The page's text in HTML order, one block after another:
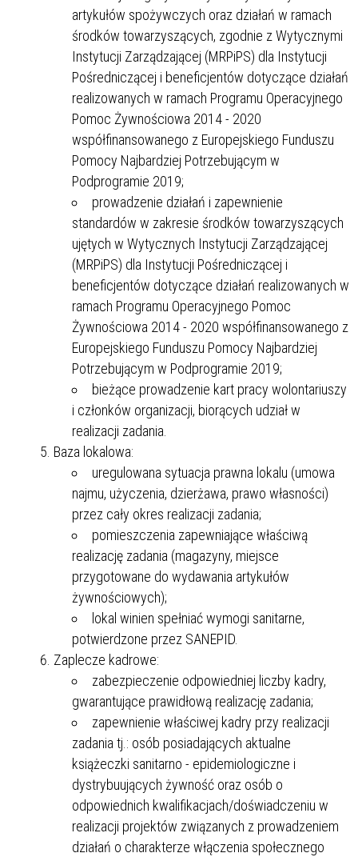
artykułów spożywczych oraz działań w ramach
środków towarzyszących, zgodnie z Wytycznymi
Instytucji Zarządzającej (MRPiPS) dla Instytucji
Pośredniczącej i beneficjentów dotyczące działań
realizowanych w ramach Programu Operacyjnego
Pomoc Żywnościowa 2014 - 2020
współfinansowanego z Europejskiego Funduszu
Pomocy Najbardziej Potrzebującym w
Podprogramie 2019;
prowadzenie działań i zapewnienie
standardów w zakresie środków towarzyszących
ujętych w Wytycznych Instytucji Zarządzającej
(MRPiPS) dla Instytucji Pośredniczącej i
beneficjentów dotyczące działań realizowanych w
ramach Programu Operacyjnego Pomoc
Żywnościowa 2014 - 2020 współfinansowanego z
Europejskiego Funduszu Pomocy Najbardziej
Potrzebującym w Podprogramie 2019;
bieżące prowadzenie kart pracy wolontariuszy
i członków organizacji, biorących udział w
realizacji zadania.
Baza lokalowa:
uregulowana sytuacja prawna lokalu (umowa
najmu, użyczenia, dzierżawa, prawo własności)
przez cały okres realizacji zadania;
pomieszczenia zapewniające właściwą
realizację zadania (magazyny, miejsce
przygotowane do wydawania artykułów
żywnościowych);
lokal winien spełniać wymogi sanitarne,
potwierdzone przez SANEPID.
Zaplecze kadrowe:
zabezpieczenie odpowiedniej liczby kadry,
gwarantujące prawidłową realizację zadania;
zapewnienie właściwej kadry przy realizacji
zadania tj.: osób posiadających aktualne
książeczki sanitarno - epidemiologiczne i
dystrybuujących żywność oraz osób o
odpowiednich kwalifikacjach/doświadczeniu w
realizacji projektów związanych z prowadzeniem
działań o charakterze włączenia społecznego